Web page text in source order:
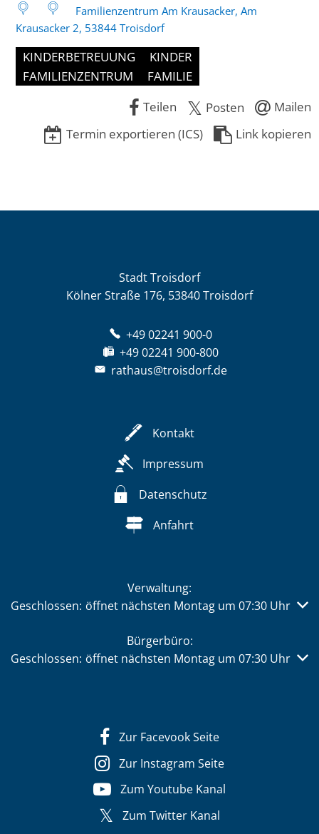
Familienzentrum Am Krausacker, Am
Krausacker 2, 53844 Troisdorf
KINDERBETREUUNG
KINDER
FAMILIENZENTRUM
FAMILIE
Teilen
Posten
Mailen
Termin exportieren (ICS)
Link kopieren
Stadt Troisdorf
Kölner Straße 176, 53840 Troisdorf
+49 02241 900-0
+49 02241 900-800
rathaus@troisdorf.de
Kontakt
Impressum
Datenschutz
Anfahrt
Verwaltung:
Klicken, um weitere Öffnungs- oder Schließzeiten
Geschlossen: öffnet nächsten Montag um 07:30 Uhr
Bürgerbüro:
Klicken, um weitere Öffnungs- oder Schließzeiten
Geschlossen: öffnet nächsten Montag um 07:30 Uhr
Zur Facevook Seite
Zur Instagram Seite
Zum Youtube Kanal
Zum Twitter Kanal